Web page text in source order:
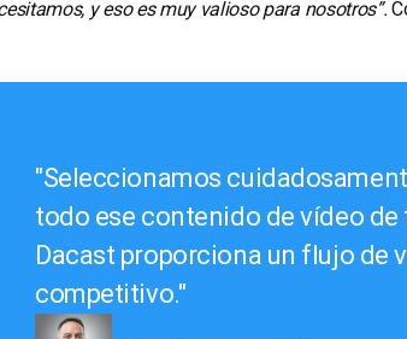
y eso es muy valioso para nosotros”.
Seleccionamos
todo ese contenido de vídeo
Dacast proporciona un flujo de
competitivo.